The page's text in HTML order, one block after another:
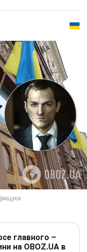
главного –
на OBOZ.UA в